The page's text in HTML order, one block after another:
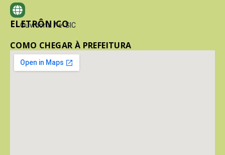
ELETRÔNICO
Ouvidoria / e-SIC
COMO CHEGAR À PREFEITURA